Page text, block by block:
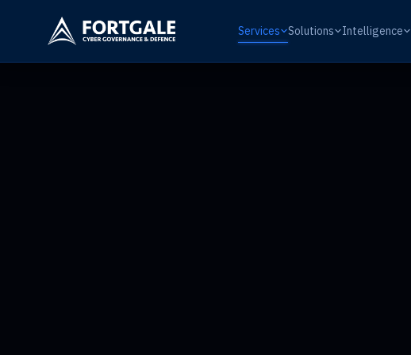
Services Solutions Intelligence